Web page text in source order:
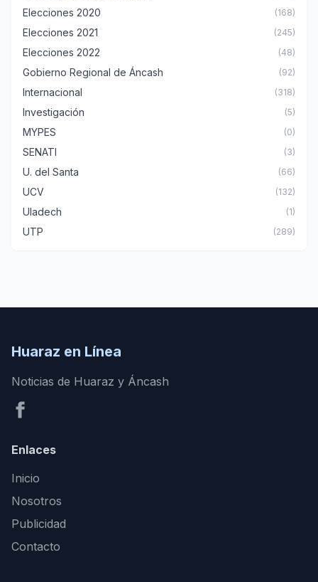
Elecciones 2020 (168)
Elecciones 2021 (245)
Elecciones 2022 (48)
Gobierno Regional de Áncash (92)
Internacional (318)
Investigación (5)
MYPES (0)
SENATI (3)
U. del Santa (66)
UCV (132)
Uladech (1)
UTP (289)
Huaraz en Línea
Noticias de Huaraz y Áncash
Enlaces
Inicio
Nosotros
Publicidad
Contacto